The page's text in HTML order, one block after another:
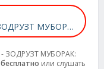
BM SIYON ,JS PRO JAGIR - ЗОДРУЗТ МУБОРАК
- ЗОДРУЗТ МУБОРАК:
бесплатно или слушать